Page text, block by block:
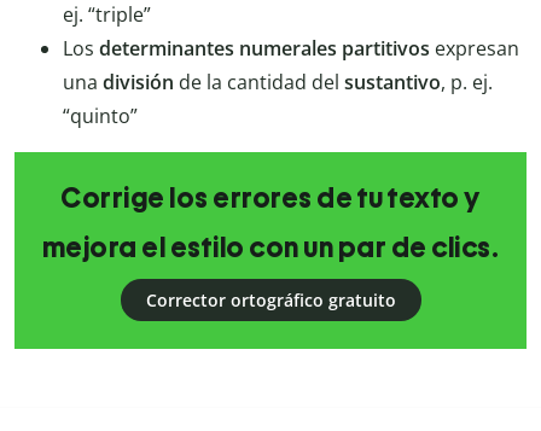
ej. “triple”
Los determinantes numerales partitivos expresan
una división de la cantidad del sustantivo, p. ej.
“quinto”
Corrige los errores de tu texto y
mejora el estilo con un par de clics.
Corrector ortográfico gratuito